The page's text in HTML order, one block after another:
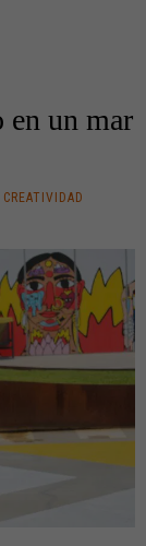
un mar
CREATIVIDAD